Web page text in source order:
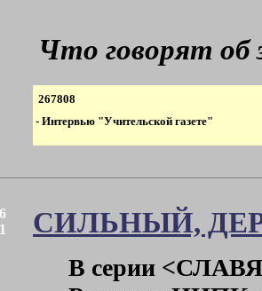
Что говорят
267808
- Интервью "Учительской газете"
СИЛЬНЫЙ,
В серии